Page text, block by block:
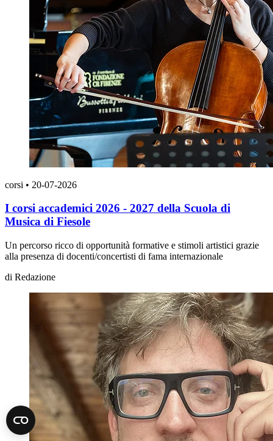
corsi • 20-07-2026
I corsi accademici 2026 - 2027 della Scuola di
Musica di Fiesole
Un percorso ricco di opportunità formative e stimoli artistici grazie
alla presenza di docenti/concertisti di fama internazionale
di Redazione